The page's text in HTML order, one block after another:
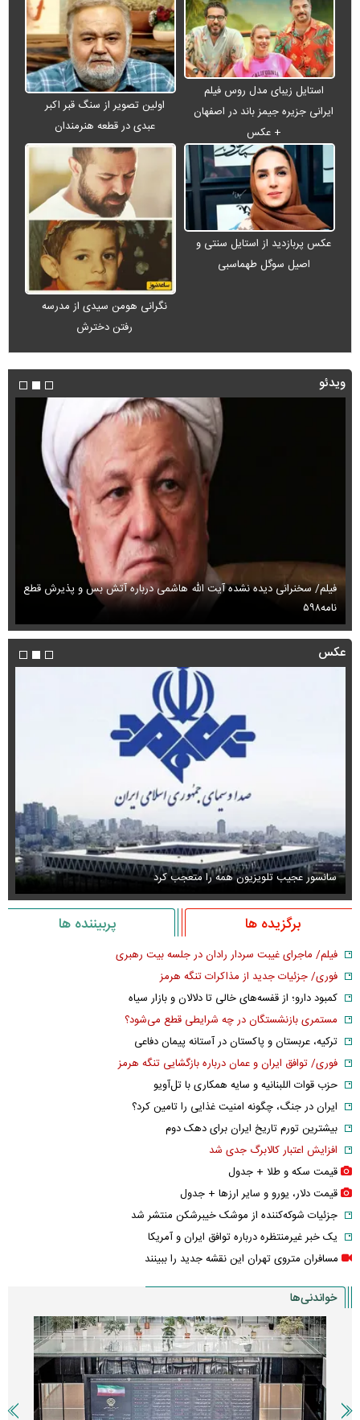
استایل زیبای مدل روس فیلم
ایرانی جزیره جیمز باند در اصفهان
+ عکس
اولین تصویر از سنگ قبر اکبر
عبدی در قطعه هنرمندان
عکس پربازدید از استایل سنتی و
اصیل سوگل طهماسبی
نگرانی هومن سیدی از مدرسه
رفتن دخترش
ویدئو
فیلم/ سخنرانی دیده نشده آیت الله هاشمی درباره آتش بس و پذیرش قطع
نامه۵۹۸
عکس
سانسور عجیب تلویزیون همه را متعجب کرد
برگزیده ها پربیننده ها
فیلم/ ماجرای غیبت سردار رادان در جلسه بیت رهبری
فوری/ جزئیات جدید از مذاکرات تنگه هرمز
کمبود دارو؛ از قفسه‌های خالی تا دلالان و بازار سیاه
مستمری بازنشستگان در چه شرایطی قطع می‌شود؟
ترکیه، عربستان و پاکستان در آستانه پیمان دفاعی
فوری/ توافق ایران و عمان درباره بازگشایی تنگه هرمز
حزب قوات اللبنانیه و سایه همکاری با تل‌آویو
ایران در جنگ، چگونه امنیت غذایی را تامین کرد؟
بیشترین تورم تاریخ ایران برای دهک دوم
افزایش اعتبار کالابرگ جدی شد
قیمت سکه و طلا + جدول
قیمت دلار، یورو و سایر ارز‌ها + جدول
جزئیات شوکه‌کننده از موشک خیبرشکن منتشر شد
یک خبر غیرمنتظره درباره توافق ایران و آمریکا
مسافران متروی تهران این نقشه جدید را ببینند
خواندنی‌ها